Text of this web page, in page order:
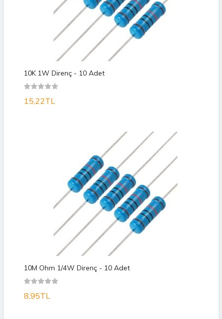
10K 1W Direnç - 10 Adet
15,22TL
10M Ohm 1/4W Direnç - 10 Adet
8,95TL